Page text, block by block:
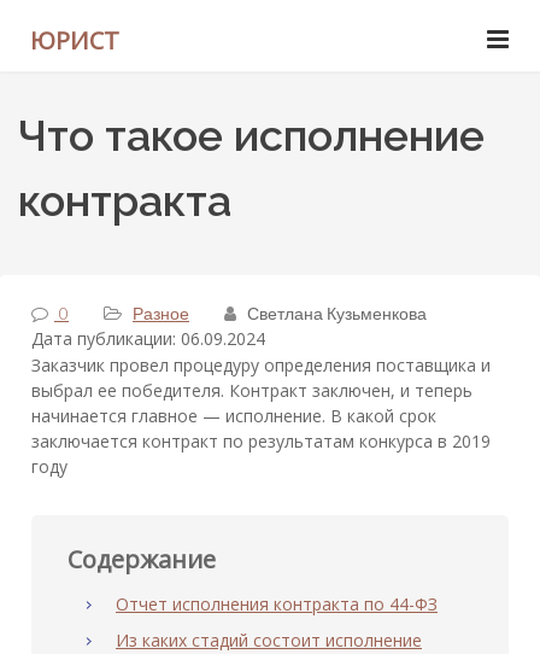
ЮРИСТ
Что такое исполнение
контракта
0 Разное Светлана Кузьменкова
Дата публикации: 06.09.2024
Заказчик провел процедуру определения поставщика и
выбрал ее победителя. Контракт заключен, и теперь
начинается главное — исполнение. В какой срок
заключается контракт по результатам конкурса в 2019
году
Содержание
Отчет исполнения контракта по 44-ФЗ
Из каких стадий состоит исполнение